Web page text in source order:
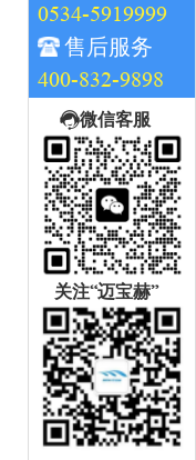
0534-5919999
售后服务
400-832-9898
微信客服
关注“迈宝赫”